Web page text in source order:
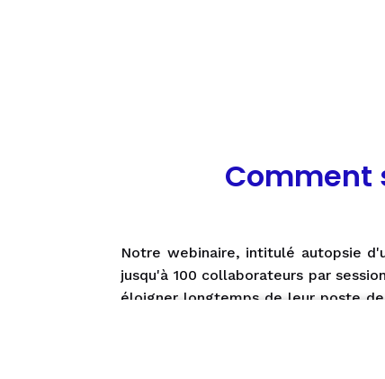
Comment
Notre webinaire, intitulé autopsie
jusqu'à 100 collaborateurs par
éloigner longtemps de leur poste